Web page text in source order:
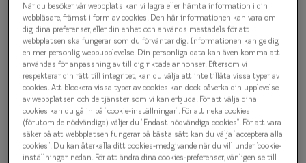
Olika
1 000 kr
Välj färg:
Havana
När du besöker vår webbplats kan vi lagra eller hämta information i din
webbläsare, främst i form av cookies. Den här informationen kan vara om
dig, dina preferenser, eller din enhet och används mestadels för att
webbplatsen ska fungerar som du förväntar dig. Informationen kan ge dig
en mer personlig webbupplevelse. Din personliga data kan även komma att
användas för anpassning av till dig riktade annonser. Eftersom vi
respekterar din rätt till integritet, kan du välja att inte tillåta vissa typer av
cookies. Att blockera vissa typer av cookies kan dock påverka din upplevelse
av webbplatsen och de tjänster som vi kan erbjuda. För att välja dina
cookies kan du gå in på ”cookie-inställningar”. För att neka cookies
(förutom de nödvändiga) väljer du ”Endast nödvändiga cookies”. För att vara
säker på att webbplatsen fungerar på bästa sätt kan du välja ”acceptera alla
cookies”. Du kan återkalla ditt cookies-medgivande när du vill under ’cookie-
inställningar’ nedan. För att ändra dina cookies-preferenser, vänligen se till